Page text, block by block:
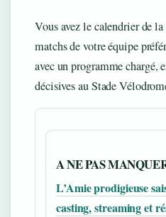
Vous avez le calendrier de
matchs de votre équipe
avec un programme
décisives au Stade
A NE PAS
L’Amie prodigieuse
casting, streaming et